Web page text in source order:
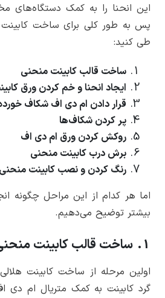
این انحنا را به کمک دستگاه‌های
پس به طور کلی برای ساخت کابینت
طی کنید:
ساخت قالب کابینت منحنی
ایجاد انحنا و خم کردن ورق
قرار دادن ام دی اف شکاف
پر کردن شکاف‌ها
روکش کردن ورق ام دی اف
برش درب کابینت منحنی
رنگ کردن و نصب کابینت منحنی
اما هر کدام از این مراحل چگونه
بیشتر توضیح می‌دهیم.
1. ساخت قالب کابینت منحنی
اولین مرحله از ساخت کابینت
گرد کابینت به کمک متریال ام دی